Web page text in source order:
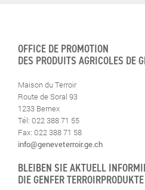
OFFICE DE PROMOTION
DES PRODUITS AGRICOLES DE
Maison du Terroir
Route de Soral 93
1233 Bernex
Tél: 022 388 71 55
Fax: 022 388 71 58
info@geneveterroir.ge.ch
BLEIBEN SIE AKTUELL
DIE GENFER